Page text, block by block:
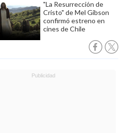
"La Resurrección de
Cristo" de Mel Gibson
confirmó estreno en
cines de Chile